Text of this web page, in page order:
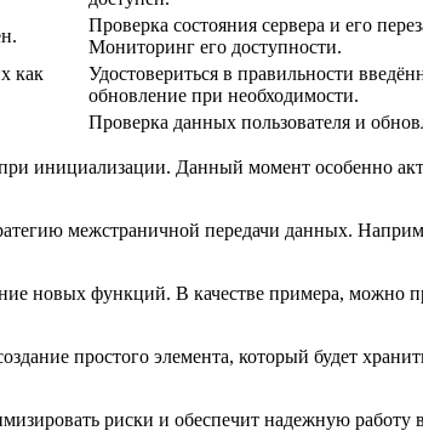
Проверка состояния сервера и его
Мониторинг его доступности.
как
Удостовериться в правильности
обновление при необходимости.
Проверка данных пользователя и
инициализации. Данный момент особенно
межстраничной передачи данных.
новых функций. В качестве примера, можно
простого элемента, который будет
риски и обеспечит надежную работу